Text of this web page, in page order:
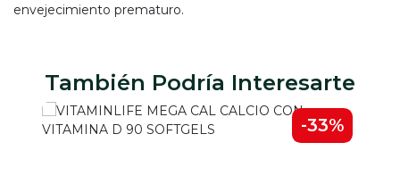
envejecimiento prematuro.
También Podría Interesarte
-33%